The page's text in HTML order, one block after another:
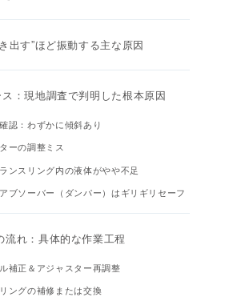
出す”ほど振動する主な原因
：現地調査で判明した根本原因
認：わずかに傾斜あり
ーの調整ミス
ンスリング内の液体がやや不足
ブソーバー（ダンパー）はギリギリセーフ
流れ：具体的な作業工程
補正＆アジャスター再調整
ングの補修または交換